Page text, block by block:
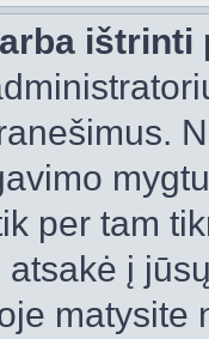
ištrinti
per tam
į
matysite